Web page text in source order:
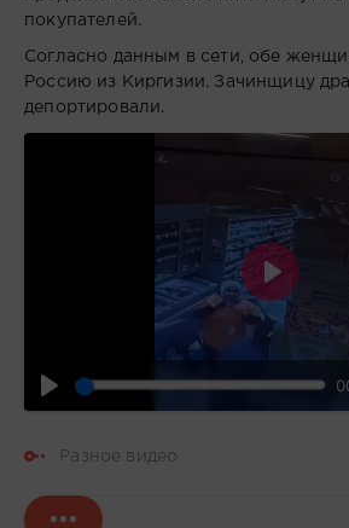
покупателей.
Согласно данным в сети, обе
Россию из Киргизии. Зачинщицу
депортировали.
Разное видео